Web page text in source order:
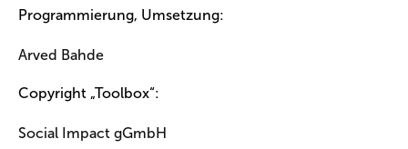
Programmierung, Umsetzung:
Arved Bahde
Copyright „Toolbox“:
Social Impact gGmbH